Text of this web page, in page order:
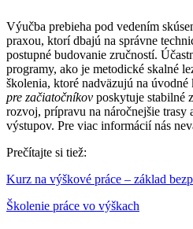
Výučba prebieha pod vedením
praxou, ktorí dbajú na správne
postupné budovanie zručností.
programy, ako je metodické skalné
školenia, ktoré nadväzujú na
pre začiatočníkov poskytuje stabilné
rozvoj, prípravu na náročnejšie trasy
výstupov. Pre viac informácií nás
Prečítajte si tiež:
Kurz na výškové práce – základ
Školenie práce vo výškach